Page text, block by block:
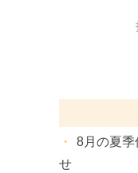
8月の夏季
せ